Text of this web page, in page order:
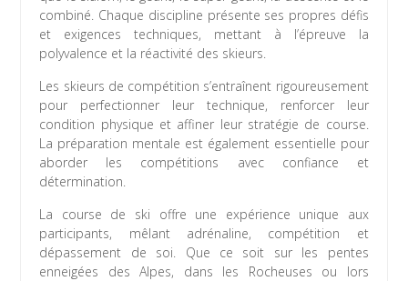
combiné. Chaque discipline présente ses propres défis
et exigences techniques, mettant à l’épreuve la
polyvalence et la réactivité des skieurs.
Les skieurs de compétition s’entraînent rigoureusement
pour perfectionner leur technique, renforcer leur
condition physique et affiner leur stratégie de course.
La préparation mentale est également essentielle pour
aborder les compétitions avec confiance et
détermination.
La course de ski offre une expérience unique aux
participants, mêlant adrénaline, compétition et
dépassement de soi. Que ce soit sur les pentes
enneigées des Alpes, dans les Rocheuses ou lors